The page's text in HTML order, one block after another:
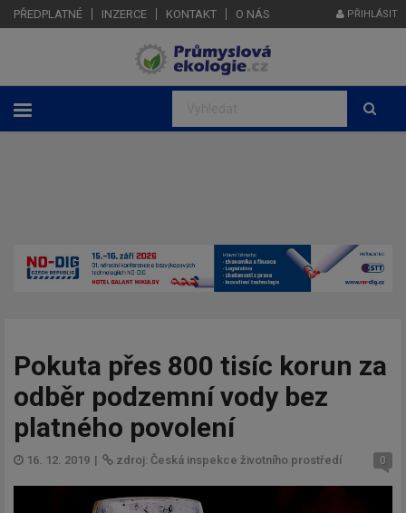
PŘEDPLATNÉ INZERCE KONTAKT O NÁS PŘIHLÁSIT
Pokuta přes 800 tisíc korun za
odběr podzemní vody bez
platného povolení
16. 12. 2019 | zdroj: Česká inspekce životního prostředí 0